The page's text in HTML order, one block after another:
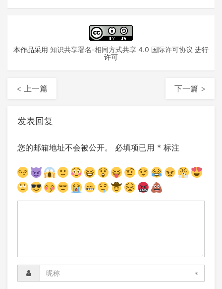
本作品采用 知识共享署名-相同方式共享 4.0 国际许可协议 进行
许可
< 上一篇 下一篇 >
发表回复
您的邮箱地址不会被公开。 必填项已用 * 标注
*